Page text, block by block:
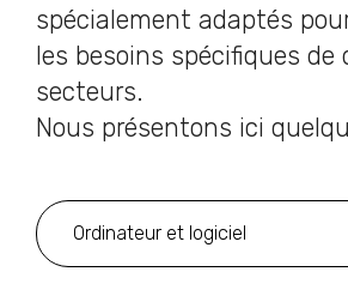
spécialement adaptés
les besoins spécifiques de
secteurs.
Nous présentons ici
Ordinateur et logiciel